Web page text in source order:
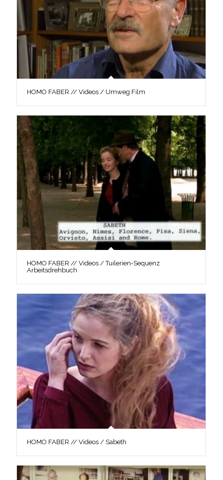
HOMO FABER // Videos / Umweg Film
HOMO FABER // Videos / Tuilerien-Sequenz
Arbeitsdrehbuch
HOMO FABER // Videos / Sabeth